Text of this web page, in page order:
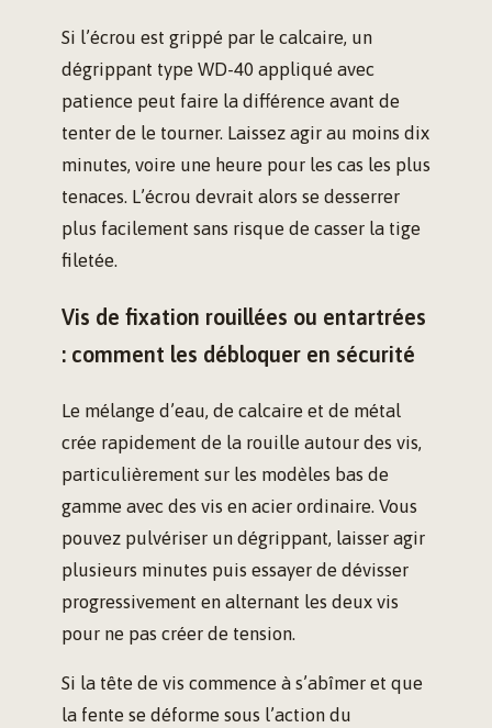
Si l’écrou est grippé par le calcaire, un
dégrippant type WD-40 appliqué avec
patience peut faire la différence avant de
tenter de le tourner. Laissez agir au moins dix
minutes, voire une heure pour les cas les plus
tenaces. L’écrou devrait alors se desserrer
plus facilement sans risque de casser la tige
filetée.
Vis de fixation rouillées ou entartrées
: comment les débloquer en sécurité
Le mélange d’eau, de calcaire et de métal
crée rapidement de la rouille autour des vis,
particulièrement sur les modèles bas de
gamme avec des vis en acier ordinaire. Vous
pouvez pulvériser un dégrippant, laisser agir
plusieurs minutes puis essayer de dévisser
progressivement en alternant les deux vis
pour ne pas créer de tension.
Si la tête de vis commence à s’abîmer et que
la fente se déforme sous l’action du